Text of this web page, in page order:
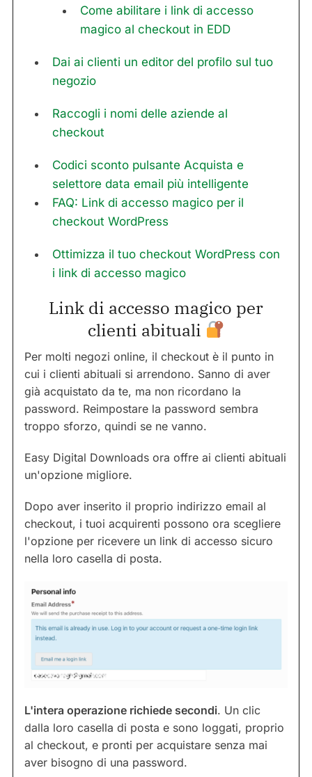
Come abilitare i link di accesso
magico al checkout in EDD
Dai ai clienti un editor del profilo sul tuo
negozio
Raccogli i nomi delle aziende al
checkout
Codici sconto pulsante Acquista e
selettore data email più intelligente
FAQ: Link di accesso magico per il
checkout WordPress
Ottimizza il tuo checkout WordPress con
i link di accesso magico
Link di accesso magico per
clienti abituali
Per molti negozi online, il checkout è il punto in
cui i clienti abituali si arrendono. Sanno di aver
già acquistato da te, ma non ricordano la
password. Reimpostare la password sembra
troppo sforzo, quindi se ne vanno.
Easy Digital Downloads ora offre ai clienti abituali
un'opzione migliore.
Dopo aver inserito il proprio indirizzo email al
checkout, i tuoi acquirenti possono ora scegliere
l'opzione per ricevere un link di accesso sicuro
nella loro casella di posta.
L'intera operazione richiede secondi. Un clic
dalla loro casella di posta e sono loggati, proprio
al checkout, e pronti per acquistare senza mai
aver bisogno di una password.